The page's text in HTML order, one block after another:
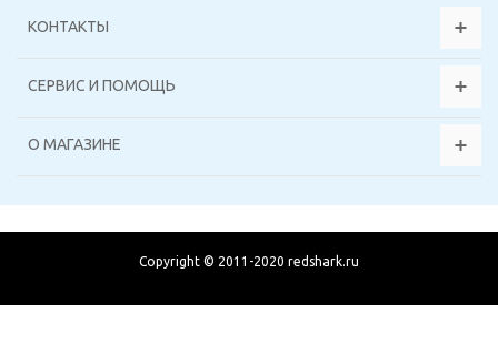
КОНТАКТЫ
СЕРВИС И ПОМОЩЬ
О МАГАЗИНЕ
Copyright © 2011-2020 redshark.ru